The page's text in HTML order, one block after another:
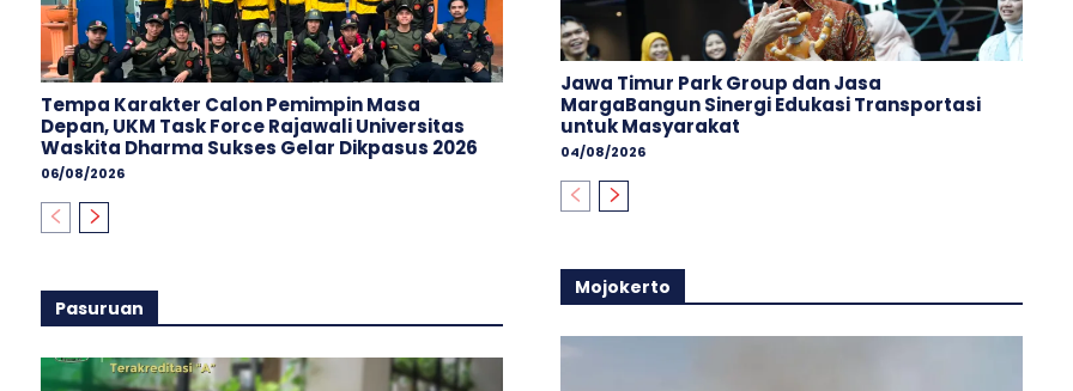
Tempa Karakter Calon Pemimpin Masa
Depan, UKM Task Force Rajawali Universitas
Waskita Dharma Sukses Gelar Dikpasus 2026
06/08/2026
Pasuruan
Jawa Timur Park Group dan Jasa
MargaBangun Sinergi Edukasi Transportasi
untuk Masyarakat
04/08/2026
Mojokerto